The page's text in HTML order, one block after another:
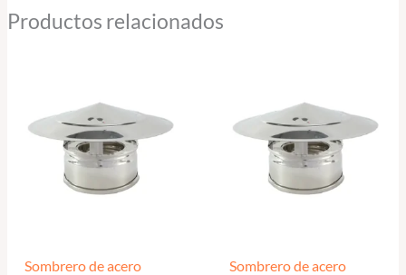
Productos relacionados
Sombrero de acero
Sombrero de acero